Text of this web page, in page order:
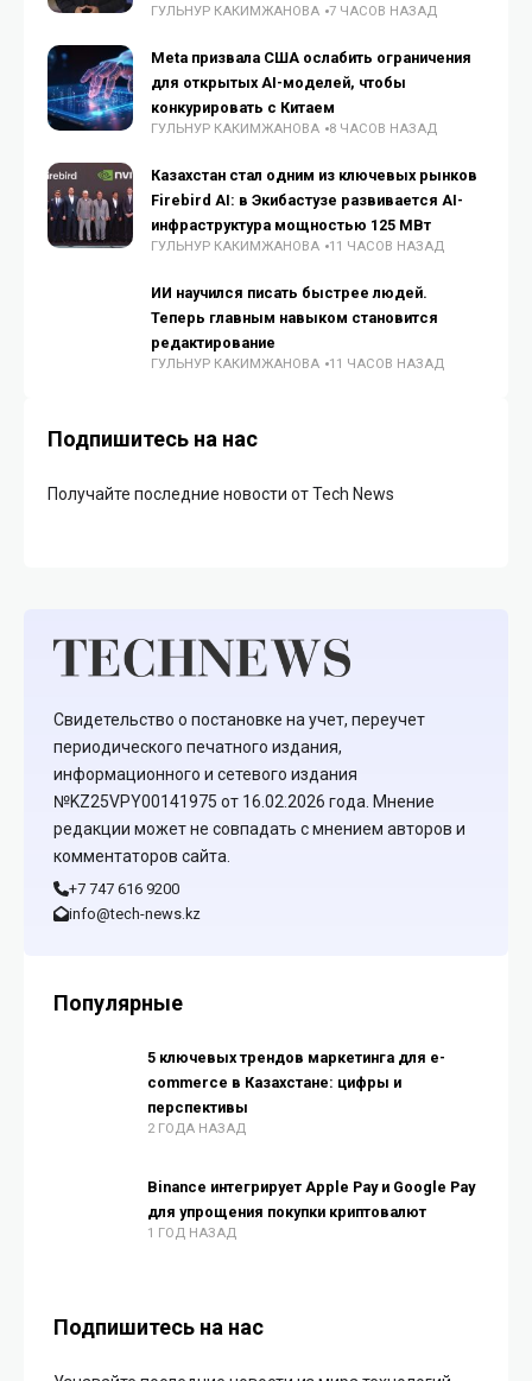
ГУЛЬНУР КАКИМЖАНОВА 7 ЧАСОВ НАЗАД
Meta призвала США ослабить ограничения
для открытых AI-моделей, чтобы
конкурировать с Китаем
ГУЛЬНУР КАКИМЖАНОВА 8 ЧАСОВ НАЗАД
Казахстан стал одним из ключевых рынков
Firebird AI: в Экибастузе развивается AI-
инфраструктура мощностью 125 МВт
ГУЛЬНУР КАКИМЖАНОВА 11 ЧАСОВ НАЗАД
ИИ научился писать быстрее людей.
Теперь главным навыком становится
редактирование
ГУЛЬНУР КАКИМЖАНОВА 11 ЧАСОВ НАЗАД
Подпишитесь на нас
Получайте последние новости от Tech News
Свидетельство о постановке на учет, переучет
периодического печатного издания,
информационного и сетевого издания
№KZ25VPY00141975 от 16.02.2026 года. Мнение
редакции может не совпадать с мнением авторов и
комментаторов сайта.
+7 747 616 9200
info@tech-news.kz
Популярные
5 ключевых трендов маркетинга для e-
commerce в Казахстане: цифры и
перспективы
2 ГОДА НАЗАД
Binance интегрирует Apple Pay и Google Pay
для упрощения покупки криптовалют
1 ГОД НАЗАД
Подпишитесь на нас